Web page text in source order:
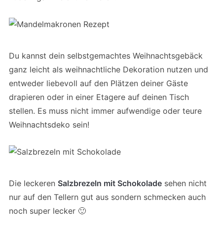
Du kannst dein selbstgemachtes Weihnachtsgebäck
ganz leicht als weihnachtliche Dekoration nutzen und
entweder liebevoll auf den Plätzen deiner Gäste
drapieren oder in einer Etagere auf deinen Tisch
stellen. Es muss nicht immer aufwendige oder teure
Weihnachtsdeko sein!
Die leckeren Salzbrezeln mit Schokoladesehen nicht
nur auf den Tellern gut aus sondern schmecken auch
noch super lecker 🙂